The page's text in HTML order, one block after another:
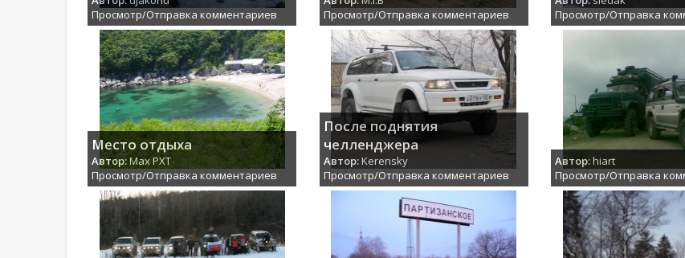
Просмотр/Отправка комментариев
Просмотр/Отправка комментариев
Просмотр/Отправка
Место отдыха
Автор:Max PXT
Просмотр/Отправка комментариев
После поднятия
челленджера
Автор:Kerensky
Просмотр/Отправка комментариев
Автор:hiart
Просмотр/Отправка